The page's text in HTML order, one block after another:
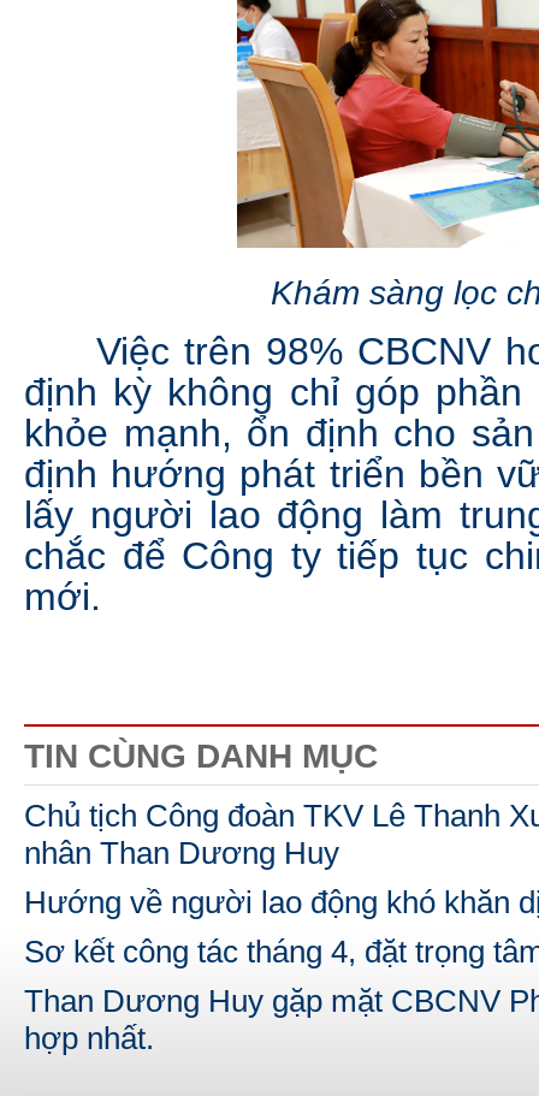
Khám sàng lọc
Việc trên 98% CBCNV
định kỳ không chỉ góp
khỏe mạnh, ổn định cho
định hướng phát triển bền
lấy người lao động làm
chắc để Công ty tiếp tục
mới.
TIN CÙNG DANH MỤC
Chủ tịch Công đoàn TKV Lê Thanh
nhân Than Dương Huy
Hướng về người lao động khó khăn
Sơ kết công tác tháng 4, đặt trọng
Than Dương Huy gặp mặt CBCNV
hợp nhất.